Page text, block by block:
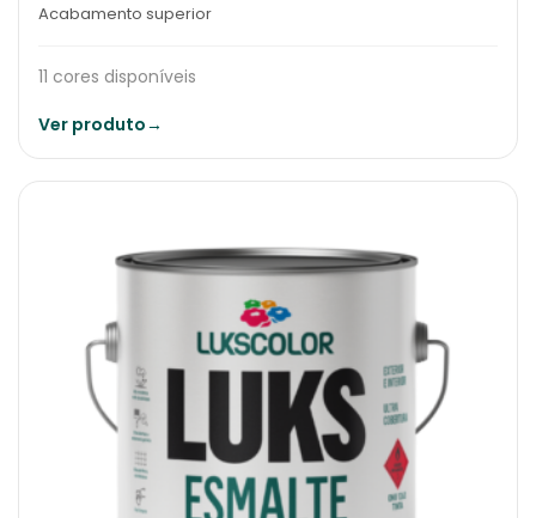
Acabamento superior
11 cores disponíveis
Ver produto→